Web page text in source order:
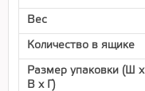
Вес
Количество в ящике
Размер упаковки (Ш х
В х Г)